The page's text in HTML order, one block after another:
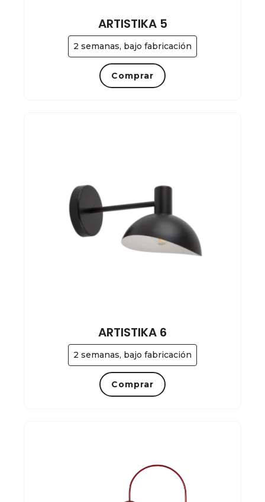
2 semanas, bajo fabricación
ARTISTIKA 5
Comprar
2 semanas, bajo fabricación
ARTISTIKA 6
Comprar